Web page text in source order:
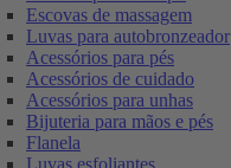
Escovas de massagem
Luvas para autobronzeador
Acessórios para pés
Acessórios de cuidado
Acessórios para unhas
Bijuteria para mãos e pés
Flanela
Luvas esfoliantes